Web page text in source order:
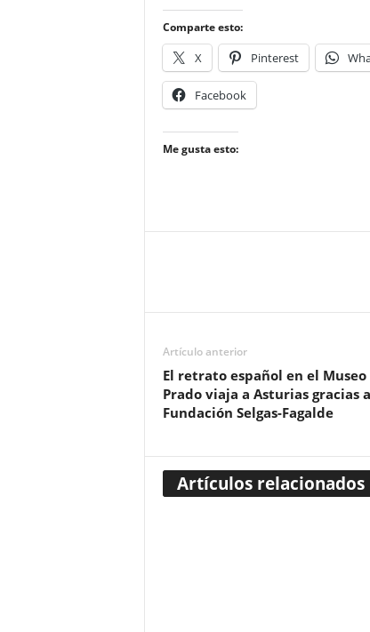
Comparte esto:
X Pinterest
Facebook
Me gusta esto:
Artículo anterior
El retrato español en el Museo
Prado viaja a Asturias gracias
Fundación Selgas-Fagalde
Artículos relacionados